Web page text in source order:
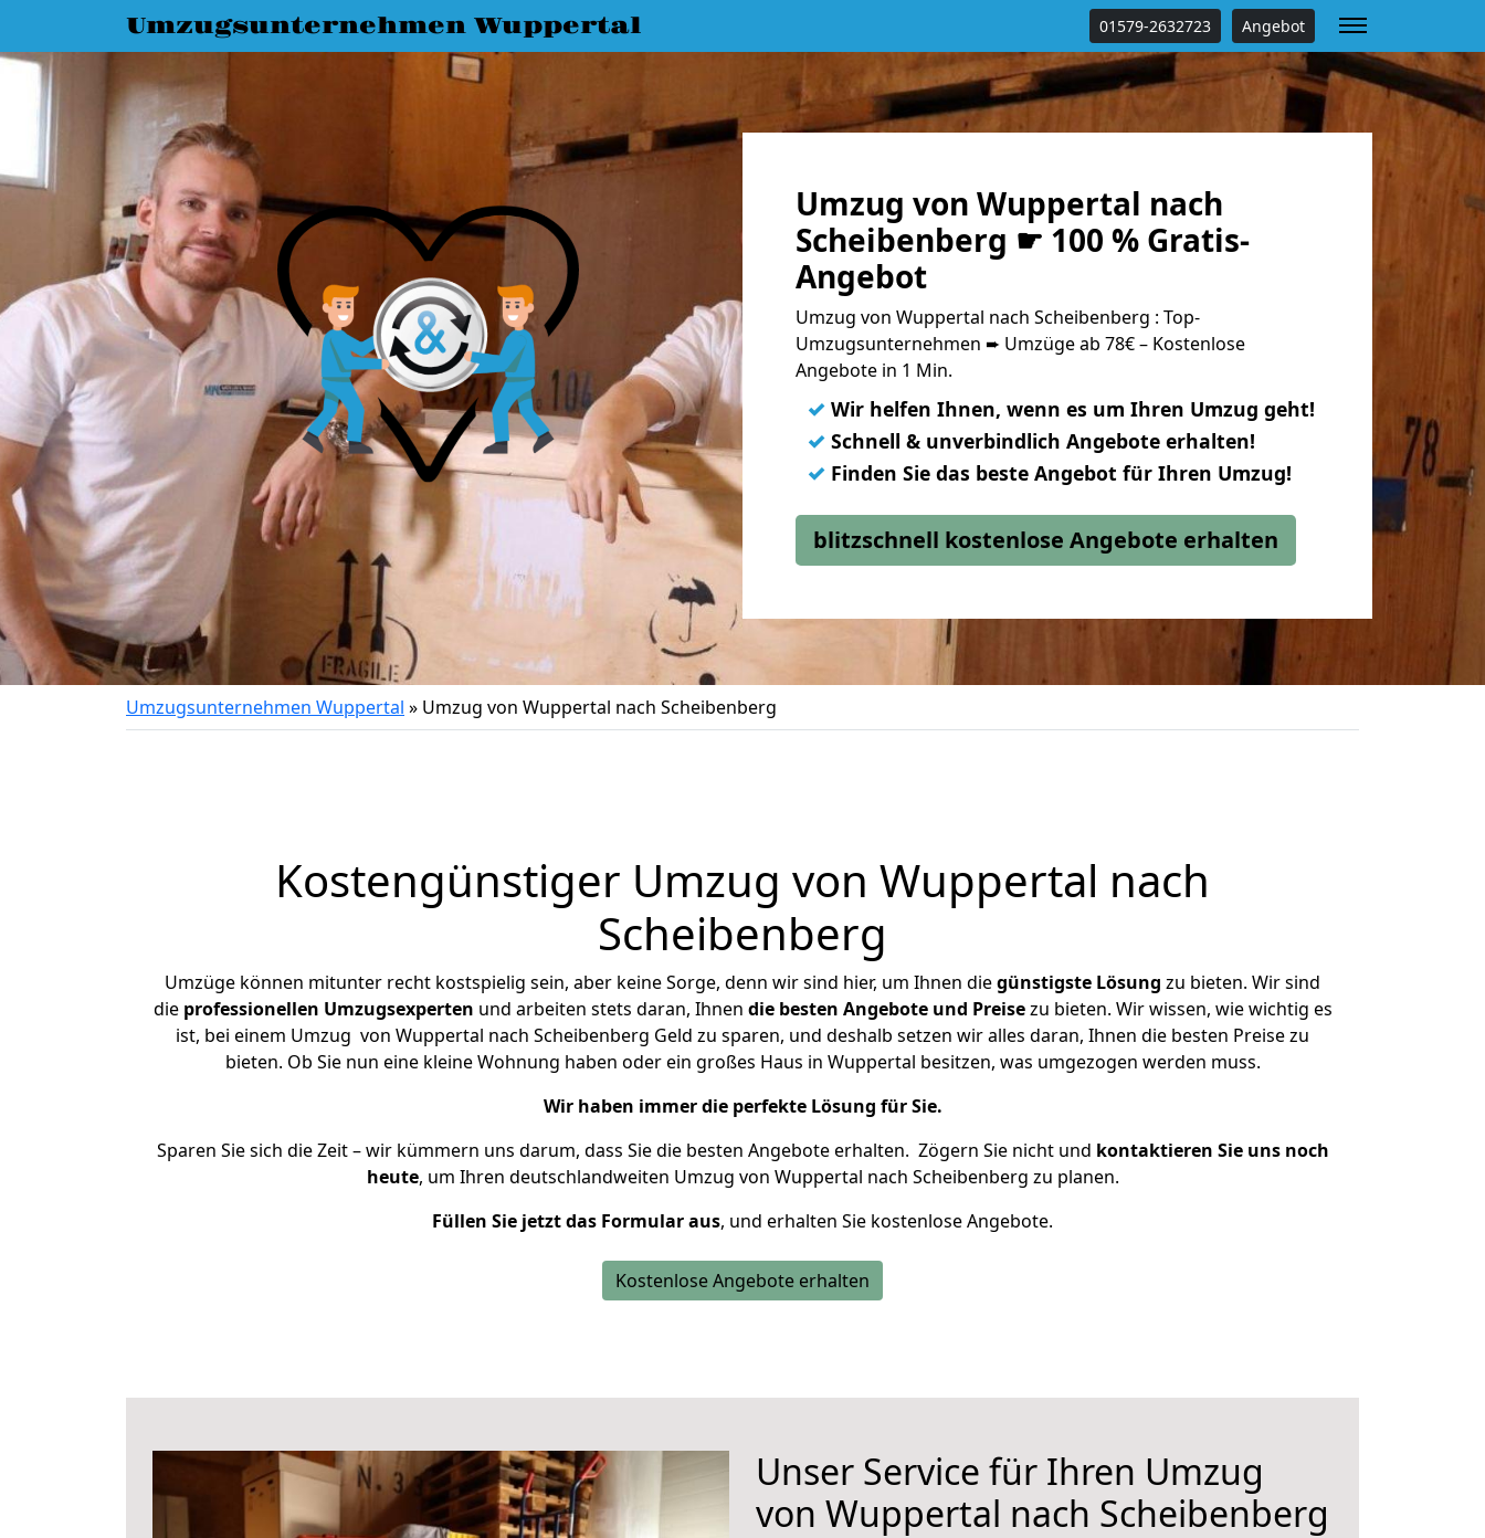
Umzugsunternehmen Wuppertal 01579-2632723 Angebot
Umzug von Wuppertal nach
Scheibenberg ☛ 100 % Gratis-
Angebot
Umzug von Wuppertal nach Scheibenberg : Top-
Umzugsunternehmen ➨ Umzüge ab 78€ – Kostenlose
Angebote in 1 Min.
✓ Wir helfen Ihnen, wenn es um Ihren Umzug geht!
✓ Schnell & unverbindlich Angebote erhalten!
✓ Finden Sie das beste Angebot für Ihren Umzug!
blitzschnell kostenlose Angebote erhalten
Umzugsunternehmen Wuppertal » Umzug von Wuppertal nach Scheibenberg
Kostengünstiger Umzug von Wuppertal nach
Scheibenberg
Umzüge können mitunter recht kostspielig sein, aber keine Sorge, denn wir sind hier, um Ihnen diegünstigste Lösung zu bieten. Wir sind
die professionellen Umzugsexperten und arbeiten stets daran, Ihnen die besten Angebote und Preisezu bieten. Wir wissen, wie wichtig es
ist, bei einem Umzug von Wuppertal nach Scheibenberg Geld zu sparen, und deshalb setzen wir alles daran, Ihnen die besten Preise zu
bieten. Ob Sie nun eine kleine Wohnung haben oder ein großes Haus in Wuppertal besitzen, was umgezogen werden muss.
Wir haben immer die perfekte Lösung für Sie.
Sparen Sie sich die Zeit – wir kümmern uns darum, dass Sie die besten Angebote erhalten. Zögern Sie nicht und kontaktieren Sie uns noch
heute, um Ihren deutschlandweiten Umzug von Wuppertal nach Scheibenberg zu planen.
Füllen Sie jetzt das Formular aus, und erhalten Sie kostenlose Angebote.
Kostenlose Angebote erhalten
Unser Service für Ihren Umzug
von Wuppertal nach Scheibenberg